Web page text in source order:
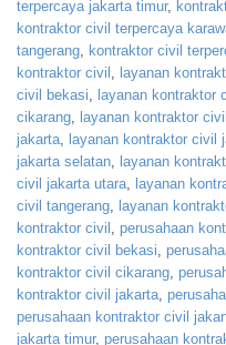
terpercaya jakarta timur,
kontraktor civil terpercaya
tangerang, kontraktor civil
kontraktor civil , layanan
civil bekasi, layanan kontraktor
cikarang, layanan kontraktor
jakarta, layanan kontraktor civil
jakarta selatan, layanan
civil jakarta utara, layanan
civil tangerang, layanan
kontraktor civil , perusahaan
kontraktor civil bekasi,
kontraktor civil cikarang,
kontraktor civil jakarta,
perusahaan kontraktor civil
jakarta timur, perusahaan